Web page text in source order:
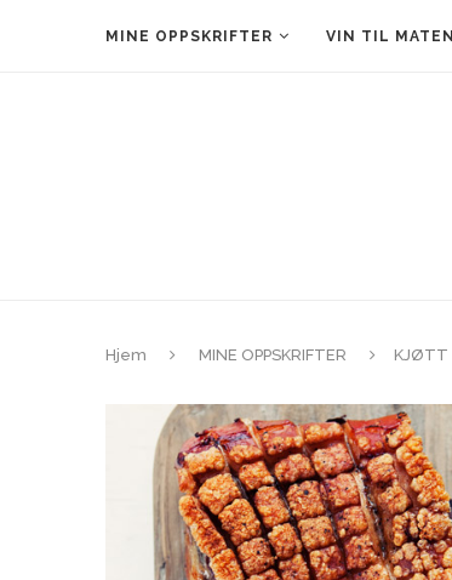
MINE OPPSKRIFTER VIN TIL MATEN
Hjem MINE OPPSKRIFTER KJØTT